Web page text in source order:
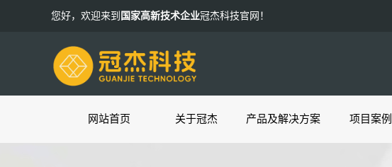
您好，欢迎来到 国家高新技术企业冠杰科技官网！
网站首页 关于冠杰 产品及解决方案 项目案例